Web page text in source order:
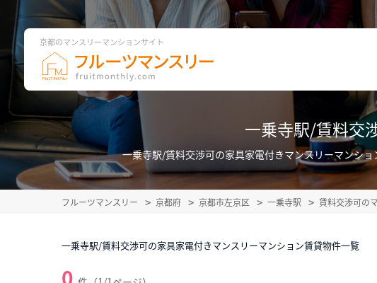
京都のマンスリーマンションサイト
一乗寺駅/賃料交
一乗寺駅/賃料交渉可の家具家電付きマンスリーマンシ
フルーツマンスリー 京都府 京都市左京区 一乗寺駅 賃料交渉可の
一乗寺駅/賃料交渉可の家具家電付きマンスリーマンション賃貸物件一覧
0